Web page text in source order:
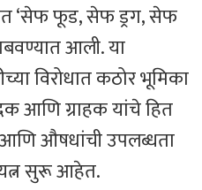
‘सेफ फूड, सेफ ड्रग, सेफ
आली. या
विरोधात कठोर भूमिका
आणि ग्राहक यांचे हित
आणि औषधांची उपलब्धता
सुरू आहेत.